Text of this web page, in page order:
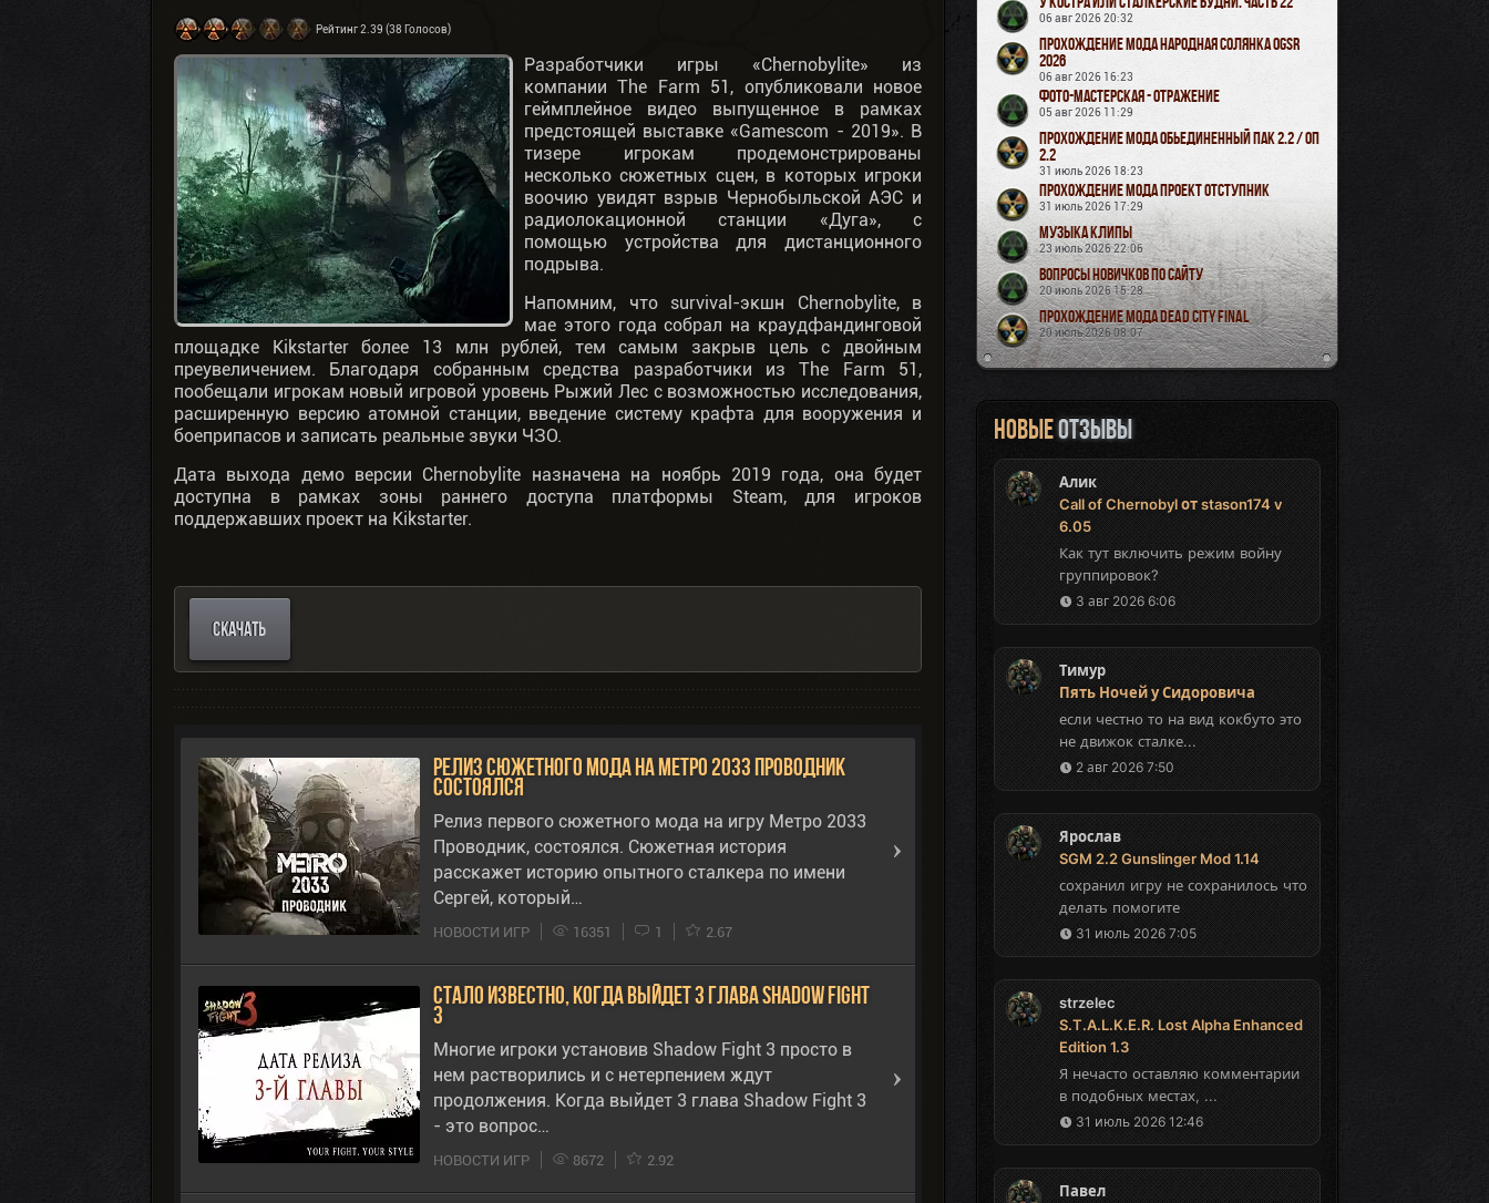
Рейтинг 2.39 (38 Голосов)
Разработчики игры «Chernobylite» из
компании The Farm 51, опубликовали новое
геймплейное видео выпущенное в рамках
предстоящей выставке «Gamescom - 2019». В
тизере игрокам продемонстрированы
несколько сюжетных сцен, в которых игроки
воочию увидят взрыв Чернобыльской АЭС и
радиолокационной станции «Дуга», с
помощью устройства для дистанционного
подрыва.
Напомним, что survival-экшн Chernobylite, в
мае этого года собрал на краудфандинговой
площадке Kikstarter более 13 млн рублей, тем самым закрыв цель с двойным
преувеличением. Благодаря собранным средства разработчики из The Farm 51,
пообещали игрокам новый игровой уровень Рыжий Лес с возможностью исследования,
расширенную версию атомной станции, введение систему крафта для вооружения и
боеприпасов и записать реальные звуки ЧЗО.
Дата выхода демо версии Chernobylite назначена на ноябрь 2019 года, она будет
доступна в рамках зоны раннего доступа платформы Steam, для игроков
поддержавших проект на Kikstarter.
СКАЧАТЬ
Релиз сюжетного мода на Метро 2033 Проводник
состоялся
Релиз первого сюжетного мода на игру Метро 2033
Проводник, состоялся. Сюжетная история
расскажет историю опытного сталкера по имени
Сергей, который…
НОВОСТИ ИГР 16351 1 2.67
Стало известно, когда выйдет 3 глава Shadow Fight
3
Многие игроки установив Shadow Fight 3 просто в
нем растворились и с нетерпением ждут
продолжения. Когда выйдет 3 глава Shadow Fight 3
- это вопрос…
НОВОСТИ ИГР 8672 2.92
06 авг 2026 20:32
Прохождение мода Народная Солянка OGSR
2026
06 авг 2026 16:23
Фото-мастерская - Отражение
05 авг 2026 11:29
Прохождение мода Обьединенный Пак 2.2 / ОП
2.2
31 июль 2026 18:23
Прохождение мода Проект Отступник
31 июль 2026 17:29
Музыка Клипы
23 июль 2026 22:06
Вопросы новичков по сайту
20 июль 2026 15:28
Прохождение мода Dead City Final
20 июль 2026 08:07
Новыеотзывы
Алик
Call of Chernobyl от stason174 v
6.05
Как тут включить режим войну
группировок?
3 авг 2026 6:06
Тимур
Пять Ночей у Сидоровича
если честно то на вид кокбуто это
не движок сталке...
2 авг 2026 7:50
Ярослав
SGM 2.2 Gunslinger Mod 1.14
сохранил игру не сохранилось что
делать помогите
31 июль 2026 7:05
strzelec
S.T.A.L.K.E.R. Lost Alpha Enhanced
Edition 1.3
Я нечасто оставляю комментарии
в подобных местах, ...
31 июль 2026 12:46
Павел